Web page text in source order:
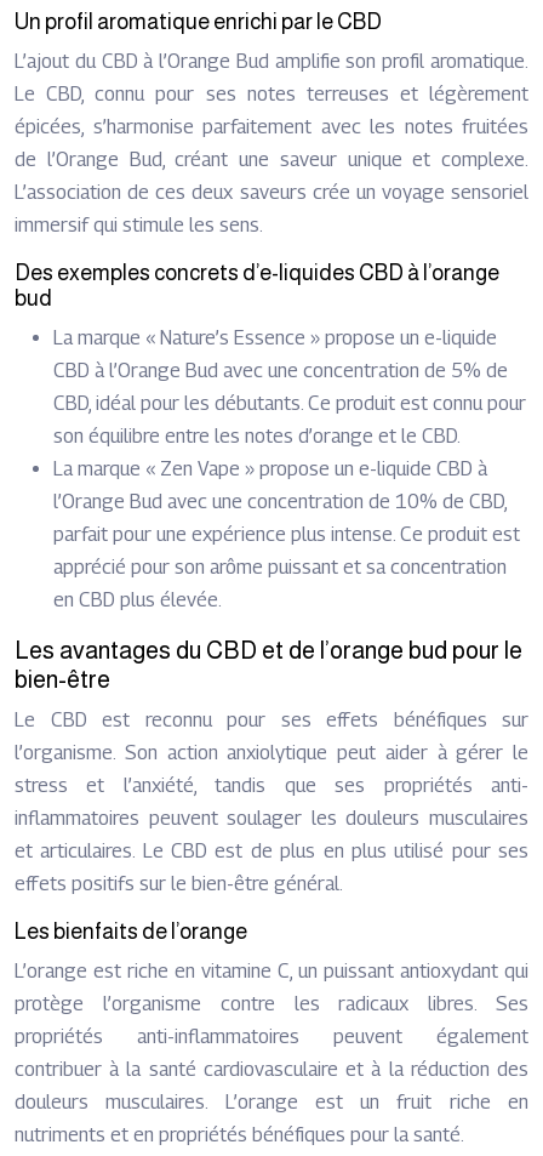
Un profil aromatique enrichi par le CBD
L’ajout du CBD à l’Orange Bud amplifie son profil aromatique.
Le CBD, connu pour ses notes terreuses et légèrement
épicées, s’harmonise parfaitement avec les notes fruitées
de l’Orange Bud, créant une saveur unique et complexe.
L’association de ces deux saveurs crée un voyage sensoriel
immersif qui stimule les sens.
Des exemples concrets d’e-liquides CBD à l’orange
bud
La marque « Nature’s Essence » propose un e-liquide
CBD à l’Orange Bud avec une concentration de 5% de
CBD, idéal pour les débutants. Ce produit est connu pour
son équilibre entre les notes d’orange et le CBD.
La marque « Zen Vape » propose un e-liquide CBD à
l’Orange Bud avec une concentration de 10% de CBD,
parfait pour une expérience plus intense. Ce produit est
apprécié pour son arôme puissant et sa concentration
en CBD plus élevée.
Les avantages du CBD et de l’orange bud pour le
bien-être
Le CBD est reconnu pour ses effets bénéfiques sur
l’organisme. Son action anxiolytique peut aider à gérer le
stress et l’anxiété, tandis que ses propriétés anti-
inflammatoires peuvent soulager les douleurs musculaires
et articulaires. Le CBD est de plus en plus utilisé pour ses
effets positifs sur le bien-être général.
Les bienfaits de l’orange
L’orange est riche en vitamine C, un puissant antioxydant qui
protège l’organisme contre les radicaux libres. Ses
propriétés anti-inflammatoires peuvent également
contribuer à la santé cardiovasculaire et à la réduction des
douleurs musculaires. L’orange est un fruit riche en
nutriments et en propriétés bénéfiques pour la santé.